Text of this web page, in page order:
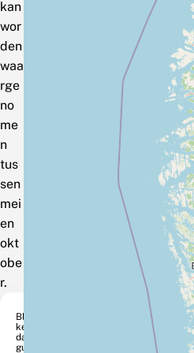
kan
wor
den
waa
rge
no
me
n
tus
sen
mei
en
okt
obe
r.
Ble
ke
da
gui